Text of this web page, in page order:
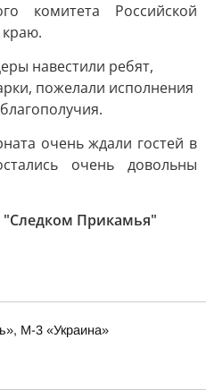
комитета Российской
навестили ребят,
пожелали исполнения
очень ждали гостей в
очень довольны
"Следком Прикамья"
М-3 «Украина»